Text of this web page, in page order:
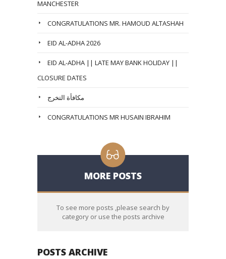
MANCHESTER
CONGRATULATIONS MR. HAMOUD ALTASHAH
EID AL-ADHA 2026
EID AL-ADHA || LATE MAY BANK HOLIDAY ||
CLOSURE DATES
مكافأة التخرج
CONGRATULATIONS MR HUSAIN IBRAHIM
MORE POSTS
To see more posts ,please search by
category or use the posts archive
POSTS ARCHIVE